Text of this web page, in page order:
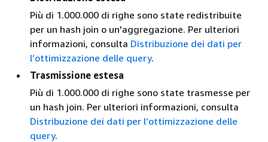
Più di 1.000.000 di righe sono state redistribuite
per un hash join o un'aggregazione. Per ulteriori
informazioni, consulta Distribuzione dei dati per
l’ottimizzazione delle query.
Trasmissione estesa
Più di 1.000.000 di righe sono state trasmesse per
un hash join. Per ulteriori informazioni, consulta
Distribuzione dei dati per l’ottimizzazione delle
query.